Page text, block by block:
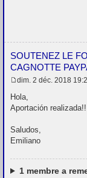
SOUTENEZ LE FORUM EN PARTICIPANT À NOTRE
CAGNOTTE
e
s
g
e
dim. 2 déc. 2018
Hola,
Aportación realizada!!
Saludos,
Emiliano
1membre a